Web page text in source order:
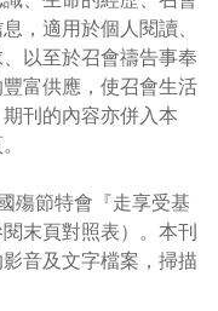
，適用於個人閱讀、
以至於召會禱告事奉
富供應，使召會生活
刊的內容亦併入本
殤節特會『走享受基
末頁對照表）。本刊
音及文字檔案，掃描